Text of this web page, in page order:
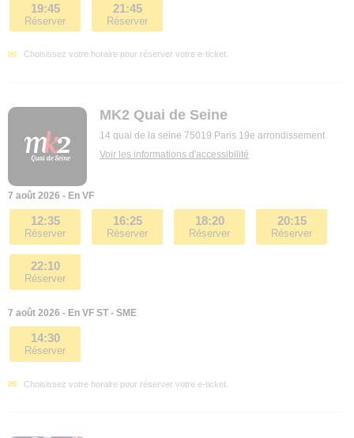
19:45
Réserver
21:45
Réserver
Choisissez votre horaire pour réserver votre e-ticket.
MK2 Quai de Seine
14 quai de la seine 75019 Paris 19e arrondissement
Voir les informations d'accessibilité
7 août 2026 - En VF
12:35
Réserver
16:25
Réserver
18:20
Réserver
20:15
Réserver
22:10
Réserver
7 août 2026 - En VF ST - SME
14:30
Réserver
Choisissez votre horaire pour réserver votre e-ticket.